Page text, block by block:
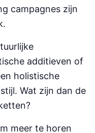
campagnes zijn
additieven of
holistische
Wat zijn dan de
meer te horen